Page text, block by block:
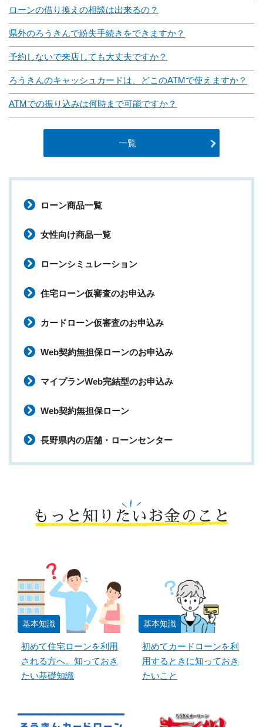
ローンの借り換えの相談は出来るの？
県外のろうきんで紛失手続きをできますか？
予約しないで来店しても大丈夫ですか？
ろうきんのキャッシュカードは、どこのATMで使えますか？
ATMでの振り込みは何時まで可能ですか？
一覧
ローン商品一覧
女性向け商品一覧
ローンシミュレーション
住宅ローン仮審査のお申込み
カードローン仮審査のお申込み
Web契約無担保ローンのお申込み
マイプランWeb完結型のお申込み
Web契約無担保ローン
長野県内の店舗・ローンセンター
もっと知りたいお金のこと
基本知識
初めて住宅ローンを利用
される方へ。知っておき
たい基礎知識
基本知識
初めてカードローンを利
用するときに知っておき
たいこと